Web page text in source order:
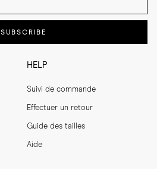
HELP
Suivi de commande
Effectuer un retour
Guide des tailles
Aide
SUBSCRIBE